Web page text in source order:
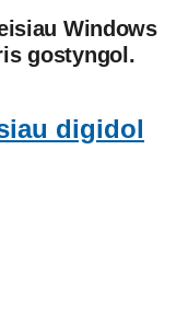
Windows
gostyngol.
digidol